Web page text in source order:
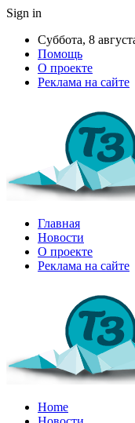
Sign in
Суббота, 8
Помощь
О проекте
Реклама на сайте
Главная
Новости
О проекте
Реклама на сайте
Home